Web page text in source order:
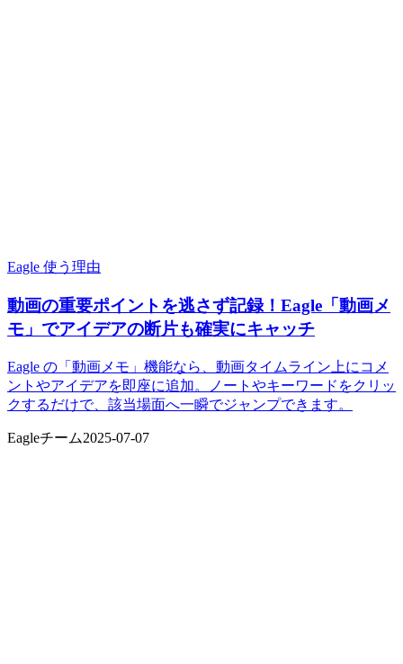
Eagle 使う理由
動画の重要ポイントを逃さず記録！Eagle「動画メ
モ」でアイデアの断片も確実にキャッチ
Eagle の「動画メモ」機能なら、動画タイムライン上にコメ
ントやアイデアを即座に追加。ノートやキーワードをクリッ
クするだけで、該当場面へ一瞬でジャンプできます。
Eagleチーム2025-07-07